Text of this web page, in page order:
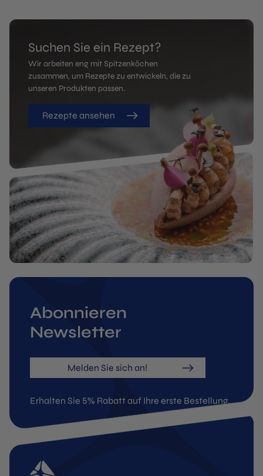
Suchen Sie ein Rezept?
Wir arbeiten eng mit Spitzenköchen
zusammen, um Rezepte zu entwickeln, die zu
unseren Produkten passen.
Rezepte ansehen
Abonnieren
Newsletter
Melden Sie sich an!
Erhalten Sie 5% Rabatt auf Ihre erste Bestellung.